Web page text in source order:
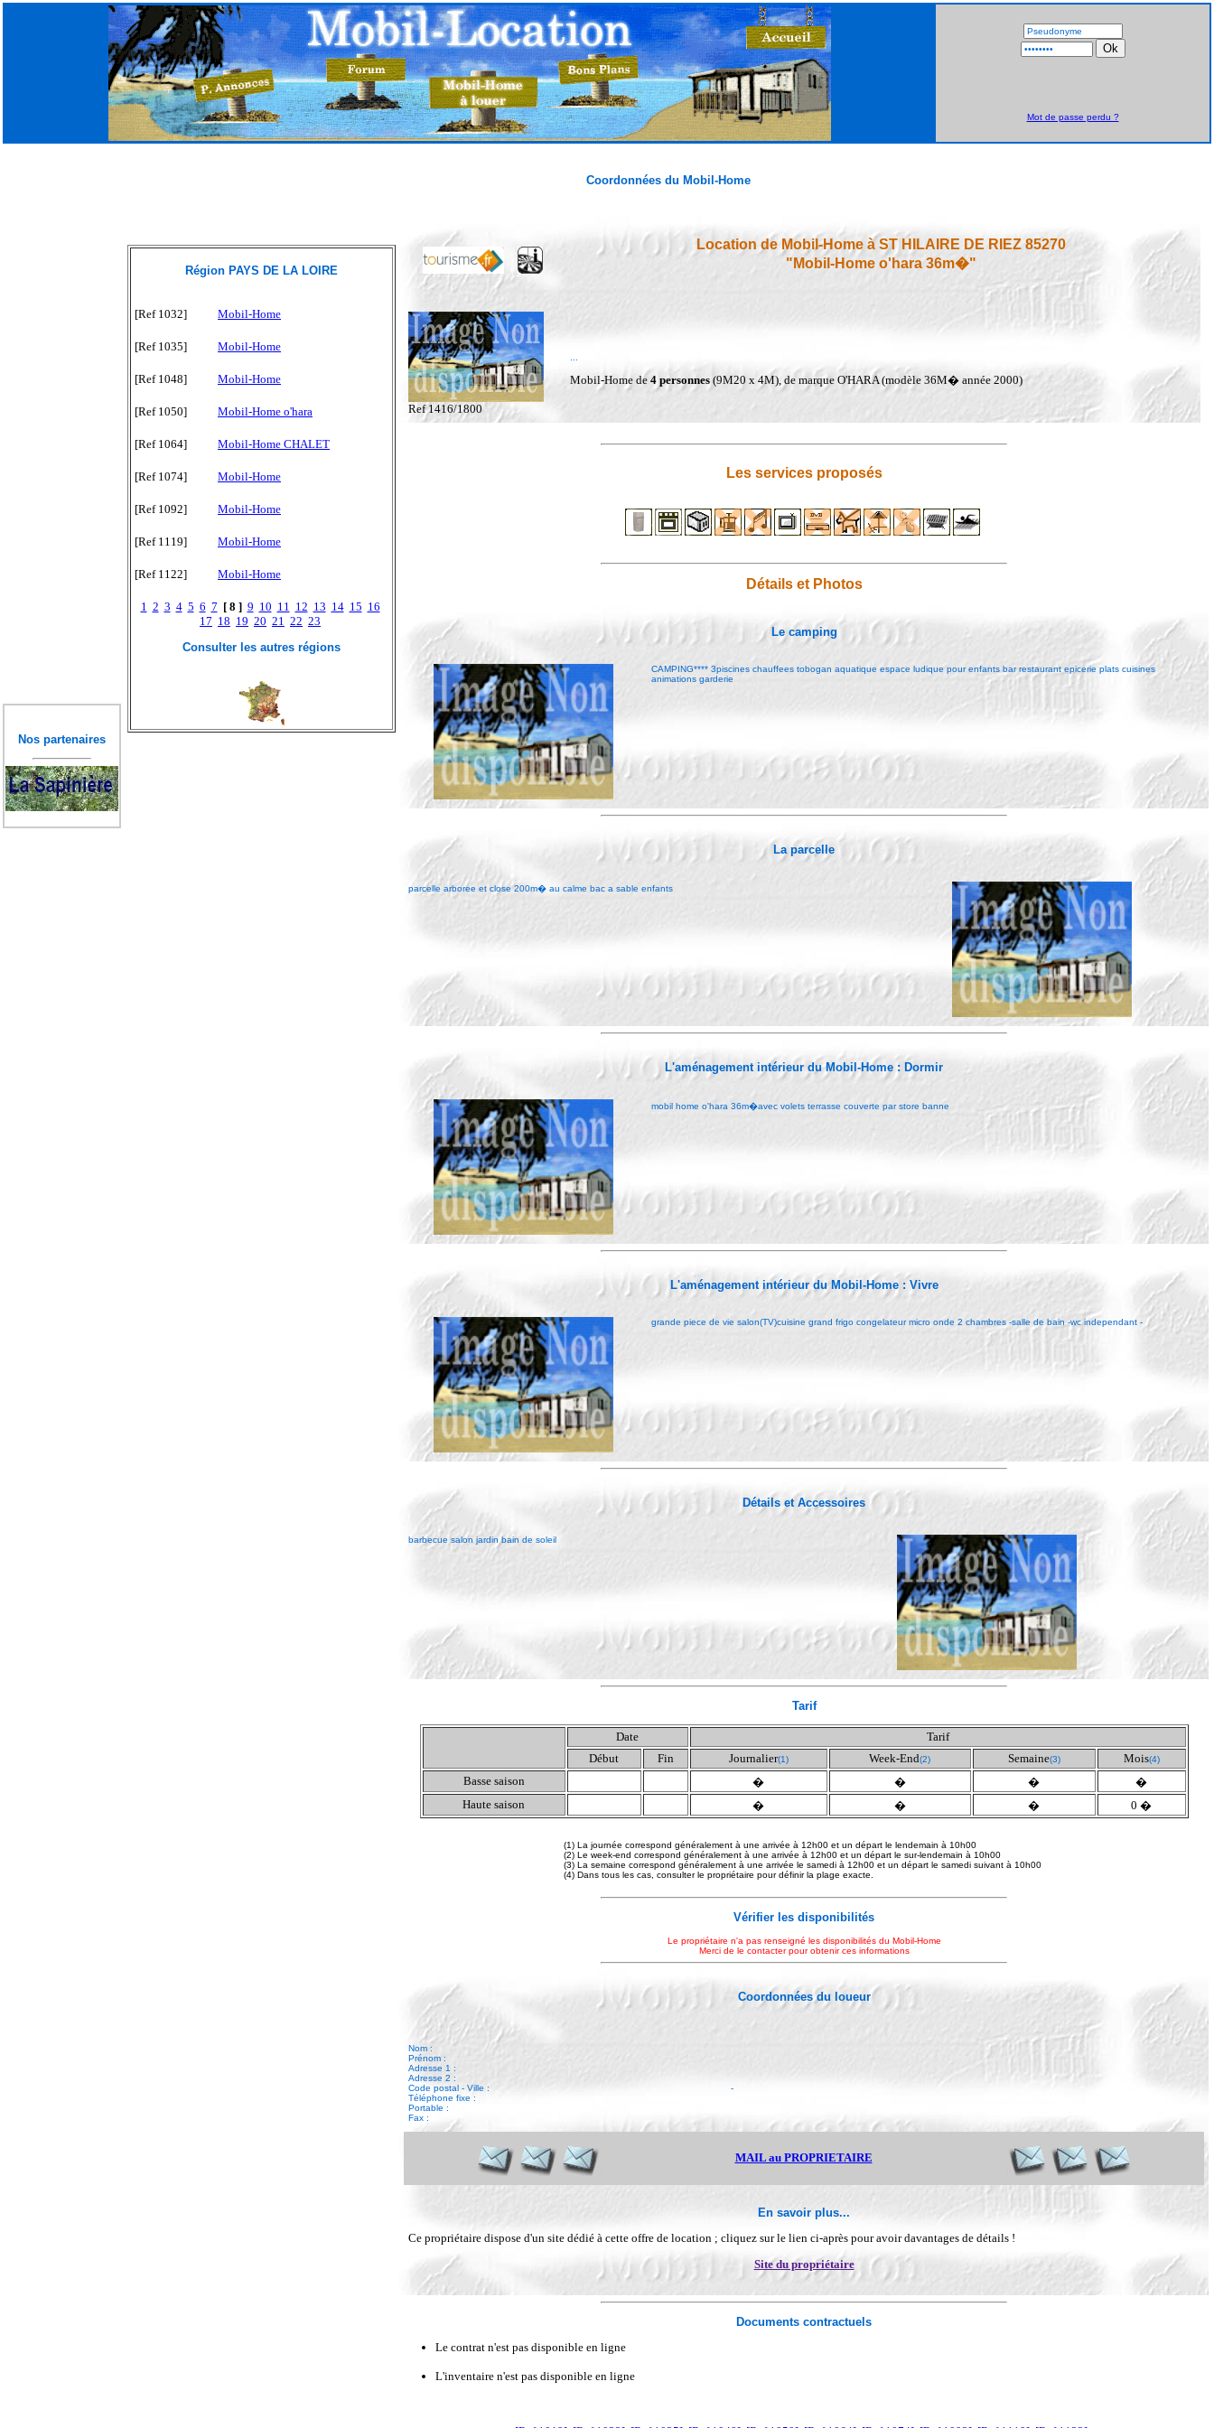
Mot de passe perdu ?
Nos partenaires
Coordonnées du Mobil-Home
Région PAYS DE LA LOIRE
[Ref 1032] Mobil-Home
[Ref 1035] Mobil-Home
[Ref 1048] Mobil-Home
[Ref 1050] Mobil-Home o'hara
[Ref 1064] Mobil-Home CHALET
[Ref 1074] Mobil-Home
[Ref 1092] Mobil-Home
[Ref 1119] Mobil-Home
[Ref 1122] Mobil-Home
1 2 3 4 5 6 7 [ 8 ] 9 10 11 12 13 14 15 16
17 18 19 20 21 22 23
Consulter les autres régions
Location de Mobil-Home à ST HILAIRE DE RIEZ 85270
"Mobil-Home o'hara 36m�"
Ref 1416/1800
Mobil-Home de 4 personnes (9M20 x 4M), de marque O'HARA (modèle 36M� année 2000)
Les services proposés
Détails et Photos
Le camping
CAMPING**** 3piscines chauffees tobogan aquatique espace ludique pour enfants bar restaurant epicerie plats cuisines
animations garderie
La parcelle
parcelle arboree et close 200m� au calme bac a sable enfants
L'aménagement intérieur du Mobil-Home : Dormir
mobil home o'hara 36m�avec volets terrasse couverte par store banne
L'aménagement intérieur du Mobil-Home : Vivre
grande piece de vie salon(TV)cuisine grand frigo congelateur micro onde 2 chambres -salle de bain -wc independant -
Détails et Accessoires
barbecue salon jardin bain de soleil
Tarif
Date
Tarif
Début
Fin Journalier(1) Week-End(2) Semaine(3) Mois(4)
Basse saison � � �
�
Haute saison
� � � 0 �
(1) La journée correspond généralement à une arrivée à 12h00 et un départ le lendemain à 10h00
(2) Le week-end correspond généralement à une arrivée à 12h00 et un départ le sur-lendemain à 10h00
(3) La semaine correspond généralement à une arrivée le samedi à 12h00 et un départ le samedi suivant à 10h00
(4) Dans tous les cas, consulter le propriétaire pour définir la plage exacte.
Vérifier les disponibilités
Le propriétaire n'a pas renseigné les disponibilités du Mobil-Home
Merci de le contacter pour obtenir ces informations
Coordonnées du loueur
Nom :
Prénom :
Adresse 1 :
Adresse 2 :
Code postal - Ville :
Téléphone fixe :
Portable :
Fax :
-
MAIL au PROPRIETAIRE
En savoir plus...
Ce propriétaire dispose d'un site dédié à cette offre de location ; cliquez sur le lien ci-après pour avoir davantages de détails !
Site du propriétaire
Documents contractuels
Le contrat n'est pas disponible en ligne
L'inventaire n'est pas disponible en ligne